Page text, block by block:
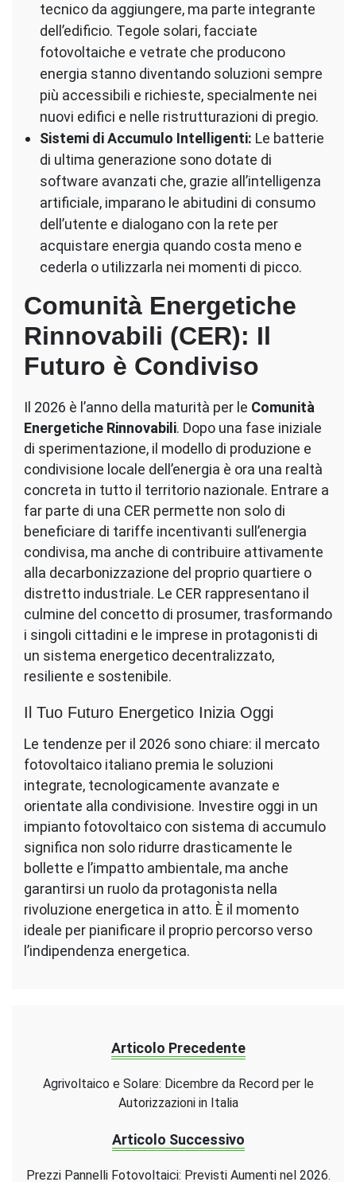
tecnico da aggiungere, ma parte integrante
dell’edificio. Tegole solari, facciate
fotovoltaiche e vetrate che producono
energia stanno diventando soluzioni sempre
più accessibili e richieste, specialmente nei
nuovi edifici e nelle ristrutturazioni di pregio.
Sistemi di Accumulo Intelligenti: Le batterie
di ultima generazione sono dotate di
software avanzati che, grazie all’intelligenza
artificiale, imparano le abitudini di consumo
dell’utente e dialogano con la rete per
acquistare energia quando costa meno e
cederla o utilizzarla nei momenti di picco.
Comunità Energetiche
Rinnovabili (CER): Il
Futuro è Condiviso
Il 2026 è l’anno della maturità per le Comunità
Energetiche Rinnovabili. Dopo una fase iniziale
di sperimentazione, il modello di produzione e
condivisione locale dell’energia è ora una realtà
concreta in tutto il territorio nazionale. Entrare a
far parte di una CER permette non solo di
beneficiare di tariffe incentivanti sull’energia
condivisa, ma anche di contribuire attivamente
alla decarbonizzazione del proprio quartiere o
distretto industriale. Le CER rappresentano il
culmine del concetto di prosumer, trasformando
i singoli cittadini e le imprese in protagonisti di
un sistema energetico decentralizzato,
resiliente e sostenibile.
Il Tuo Futuro Energetico Inizia Oggi
Le tendenze per il 2026 sono chiare: il mercato
fotovoltaico italiano premia le soluzioni
integrate, tecnologicamente avanzate e
orientate alla condivisione. Investire oggi in un
impianto fotovoltaico con sistema di accumulo
significa non solo ridurre drasticamente le
bollette e l’impatto ambientale, ma anche
garantirsi un ruolo da protagonista nella
rivoluzione energetica in atto. È il momento
ideale per pianificare il proprio percorso verso
l’indipendenza energetica.
Articolo Precedente
Agrivoltaico e Solare: Dicembre da Record per le
Autorizzazioni in Italia
Articolo Successivo
Prezzi Pannelli Fotovoltaici: Previsti Aumenti nel 2026.